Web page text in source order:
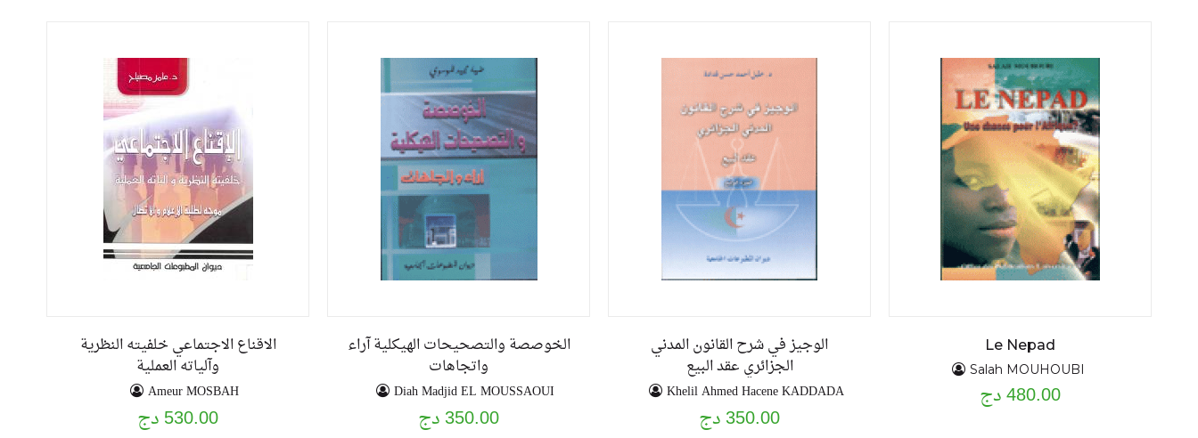
Le Nepad
Salah MOUHOUBI
480.00 دج
الوجيز في شرح القانون المدني
الجزائري عقد البيع
Khelil Ahmed Hacene KADDADA
350.00 دج
الخوصصة والتصحيحات الهيكلية آراء
واتجاهات
Diah Madjid EL MOUSSAOUI
350.00 دج
الاقناع الاجتماعي خلفيته النظرية
وآلياته العملية
Ameur MOSBAH
530.00 دج